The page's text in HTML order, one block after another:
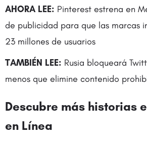
AHORA LEE: Pinterest estrena en
de publicidad para que las marcas
23 millones de usuarios
TAMBIÉN LEE: Rusia bloqueará
menos que elimine contenido
Descubre más historias
en Línea